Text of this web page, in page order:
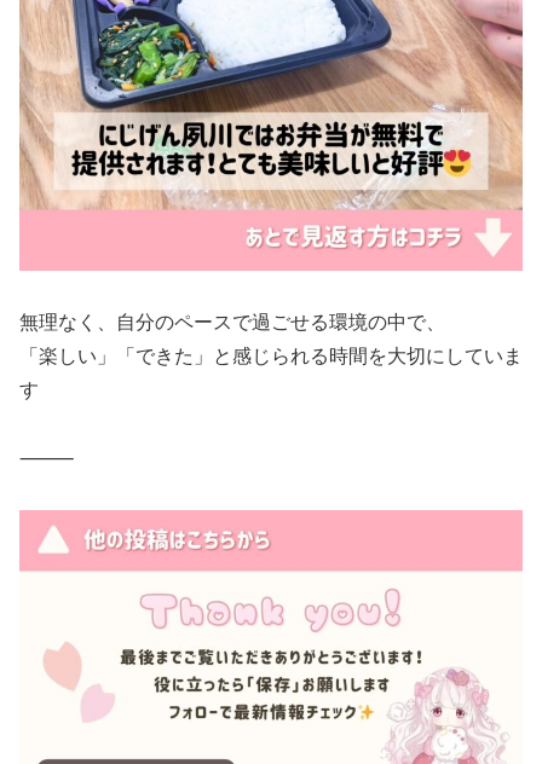
無理なく、自分のペースで過ごせる環境の中で、
「楽しい」「できた」と感じられる時間を大切にしていま
す
⸻